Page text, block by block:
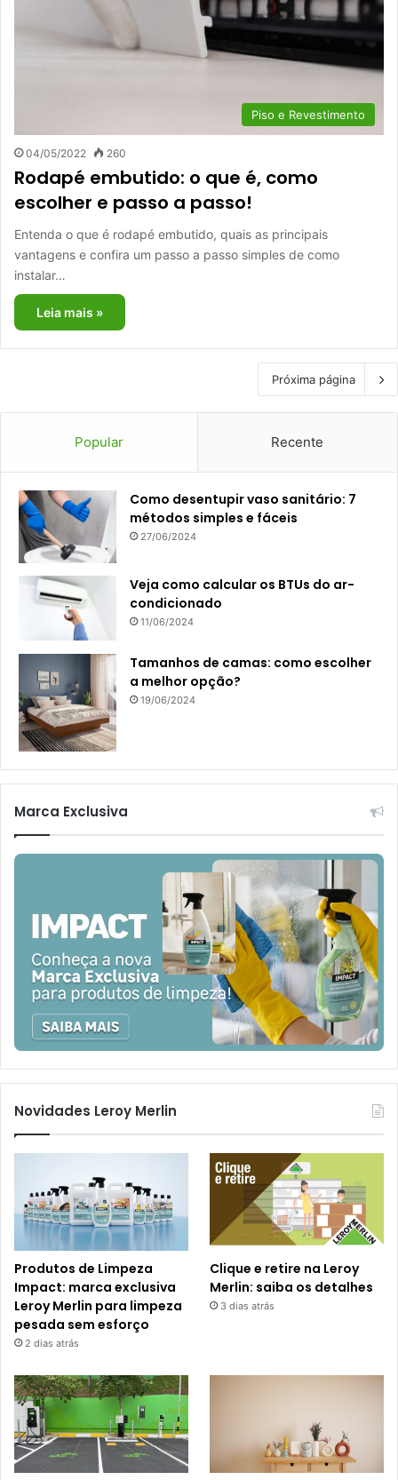
Piso e Revestimento
04/05/2022 260
Rodapé embutido: o que é, como
escolher e passo a passo!
Entenda o que é rodapé embutido, quais as principais
vantagens e confira um passo a passo simples de como
instalar…
Leia mais »
Próxima página
Popular Recente
Como desentupir vaso sanitário: 7
métodos simples e fáceis
27/06/2024
Veja como calcular os BTUs do ar-
condicionado
11/06/2024
Tamanhos de camas: como escolher
a melhor opção?
19/06/2024
Marca Exclusiva
Novidades Leroy Merlin
Produtos de Limpeza
Impact: marca exclusiva
Leroy Merlin para limpeza
pesada sem esforço
2 dias atrás
Clique e retire na Leroy
Merlin: saiba os detalhes
3 dias atrás